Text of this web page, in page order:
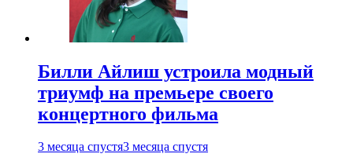
Билли Айлиш устроила модный
триумф на премьере своего
концертного фильма
3 месяца спустя3 месяца спустя